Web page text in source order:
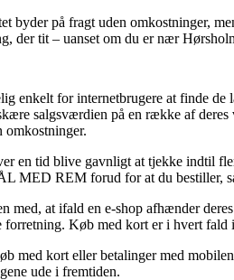
byder på fragt uden omkostninger,
der tit – uanset om du er nær
enkelt for internetbrugere at finde
salgsværdien på en række af
omkostninger.
en tid blive gavnligt at tjekke indtil
REM forud for at du bestiller,
med, at ifald en e-shop afhænder
forretning. Køb med kort er i hvert
med kort eller betalinger med
ude i fremtiden.